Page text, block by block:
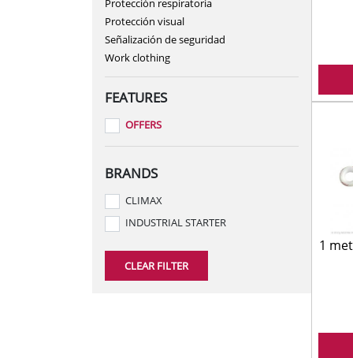
PAINT AND
SMALL ELECTRIC
Protección respiratoria
Protección visual
Señalización de seguridad
Work clothing
FEATURES
OFFERS
BRANDS
CLIMAX
INDUSTRIAL STARTER
CLEAR FILTER
1